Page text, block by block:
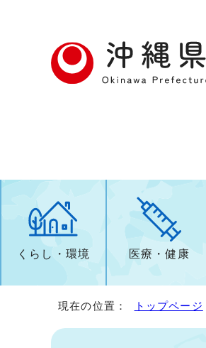
くらし・環境 医療・健康
現在の位置： トップページ